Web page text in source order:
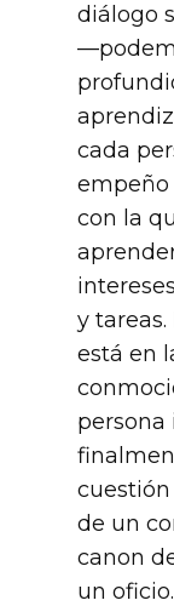
diálogo
cada
empeño
con la
y
está en
persona
de un
canon
un